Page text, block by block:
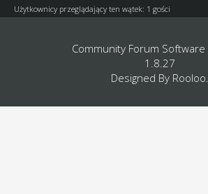
Użytkownicy przeglądający ten wątek: 1 gości
Community Forum Software
1.8.27
Designed By Rooloo